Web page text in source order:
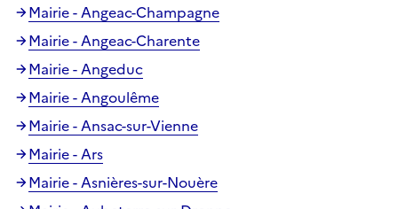
Mairie - Angeac-Champagne
Mairie - Angeac-Charente
Mairie - Angeduc
Mairie - Angoulême
Mairie - Ansac-sur-Vienne
Mairie - Ars
Mairie - Asnières-sur-Nouère